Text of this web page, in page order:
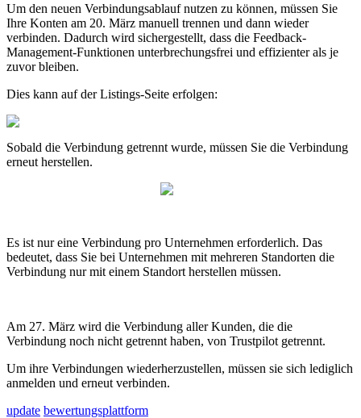
Um den neuen Verbindungsablauf nutzen zu können, müssen Sie
Ihre Konten am 20. März manuell trennen und dann wieder
verbinden. Dadurch wird sichergestellt, dass die Feedback-
Management-Funktionen unterbrechungsfrei und effizienter als je
zuvor bleiben.
Dies kann auf der Listings-Seite erfolgen:
Sobald die Verbindung getrennt wurde, müssen Sie die Verbindung
erneut herstellen.
Es ist nur eine Verbindung pro Unternehmen erforderlich. Das
bedeutet, dass Sie bei Unternehmen mit mehreren Standorten die
Verbindung nur mit einem Standort herstellen müssen.
Am 27. März wird die Verbindung aller Kunden, die die
Verbindung noch nicht getrennt haben, von Trustpilot getrennt.
Um ihre Verbindungen wiederherzustellen, müssen sie sich lediglich
anmelden und erneut verbinden.
update bewertungsplattform